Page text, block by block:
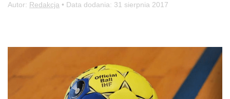
Autor: Redakcja • Data dodania: 31 sierpnia 2017